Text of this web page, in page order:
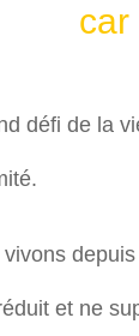
car
défi de la
et ne